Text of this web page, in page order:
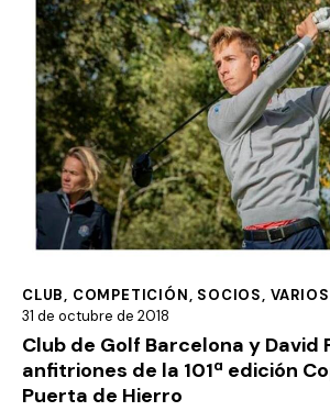
CLUB, COMPETICIÓN, SOCIOS, VARIOS
31 de octubre de 2018
Club de Golf Barcelona y David
anfitriones de la 101ª edición
Puerta de Hierro